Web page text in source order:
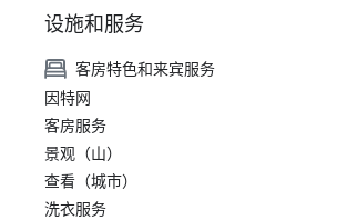
设施和服务
客房特色和来宾服务
因特网
客房服务
景观（山）
查看（城市）
洗衣服务